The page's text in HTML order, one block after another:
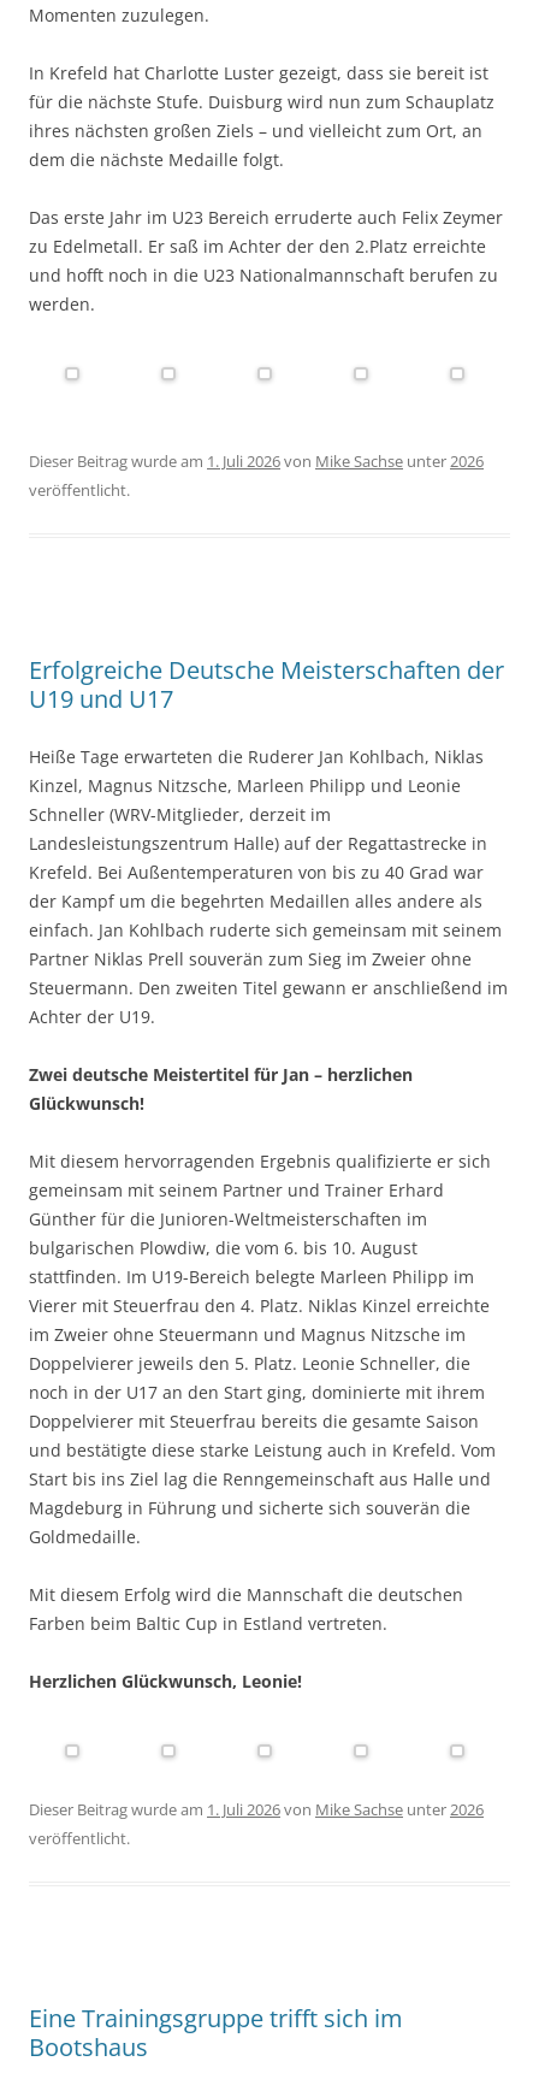
Momenten zuzulegen.
In Krefeld hat Charlotte Luster gezeigt, dass sie bereit ist
für die nächste Stufe. Duisburg wird nun zum Schauplatz
ihres nächsten großen Ziels – und vielleicht zum Ort, an
dem die nächste Medaille folgt.
Das erste Jahr im U23 Bereich erruderte auch Felix Zeymer
zu Edelmetall. Er saß im Achter der den 2.Platz erreichte
und hofft noch in die U23 Nationalmannschaft berufen zu
werden.
Dieser Beitrag wurde am 1. Juli 2026von Mike Sachse unter2026
veröffentlicht.
Erfolgreiche Deutsche Meisterschaften der
U19 und U17
Heiße Tage erwarteten die Ruderer Jan Kohlbach, Niklas
Kinzel, Magnus Nitzsche, Marleen Philipp und Leonie
Schneller (WRV-Mitglieder, derzeit im
Landesleistungszentrum Halle) auf der Regattastrecke in
Krefeld. Bei Außentemperaturen von bis zu 40 Grad war
der Kampf um die begehrten Medaillen alles andere als
einfach. Jan Kohlbach ruderte sich gemeinsam mit seinem
Partner Niklas Prell souverän zum Sieg im Zweier ohne
Steuermann. Den zweiten Titel gewann er anschließend im
Achter der U19.
Zwei deutsche Meistertitel für Jan – herzlichen
Glückwunsch!
Mit diesem hervorragenden Ergebnis qualifizierte er sich
gemeinsam mit seinem Partner und Trainer Erhard
Günther für die Junioren-Weltmeisterschaften im
bulgarischen Plowdiw, die vom 6. bis 10. August
stattfinden. Im U19-Bereich belegte Marleen Philipp im
Vierer mit Steuerfrau den 4. Platz. Niklas Kinzel erreichte
im Zweier ohne Steuermann und Magnus Nitzsche im
Doppelvierer jeweils den 5. Platz. Leonie Schneller, die
noch in der U17 an den Start ging, dominierte mit ihrem
Doppelvierer mit Steuerfrau bereits die gesamte Saison
und bestätigte diese starke Leistung auch in Krefeld. Vom
Start bis ins Ziel lag die Renngemeinschaft aus Halle und
Magdeburg in Führung und sicherte sich souverän die
Goldmedaille.
Mit diesem Erfolg wird die Mannschaft die deutschen
Farben beim Baltic Cup in Estland vertreten.
Herzlichen Glückwunsch, Leonie!
Dieser Beitrag wurde am 1. Juli 2026von Mike Sachse unter2026
veröffentlicht.
Eine Trainingsgruppe trifft sich im
Bootshaus